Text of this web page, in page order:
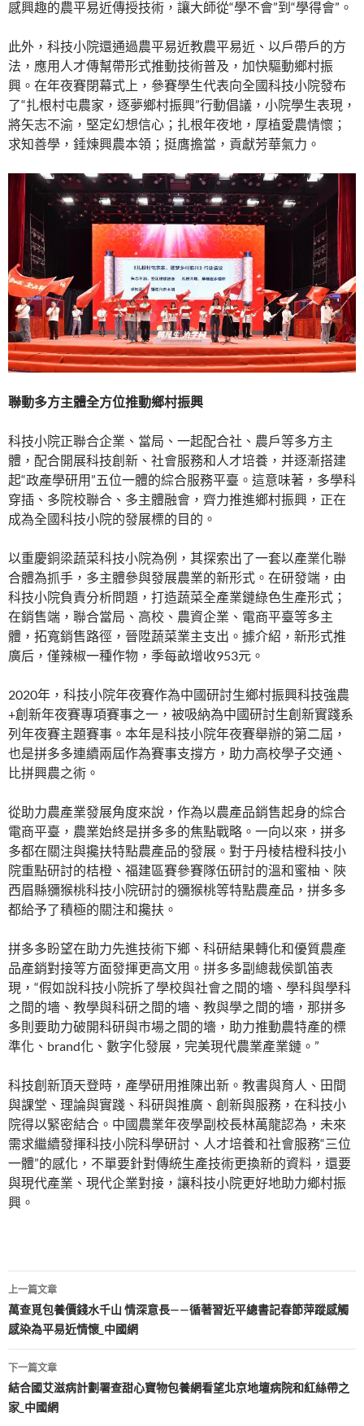
感興趣的農平易近傳授技術，讓大師從“學不會”到“學得會”。
此外，科技小院還通過農平易近教農平易近、以戶帶戶的方
法，應用人才傳幫帶形式推動技術普及，加快驅動鄉村振
興。在年夜賽閉幕式上，參賽學生代表向全國科技小院發布
了“扎根村屯農家，逐夢鄉村振興”行動倡議，小院學生表現，
將矢志不渝，堅定幻想信心；扎根年夜地，厚植愛農情懷；
求知善學，錘煉興農本領；挺膺擔當，貢獻芳華氣力。
聯動多方主體全方位推動鄉村振興
科技小院正聯合企業、當局、一起配合社、農戶等多方主
體，配合開展科技創新、社會服務和人才培養，并逐漸搭建
起“政產學研用”五位一體的綜合服務平臺。這意味著，多學科
穿插、多院校聯合、多主體融會，齊力推進鄉村振興，正在
成為全國科技小院的發展標的目的。
以重慶銅梁蔬菜科技小院為例，其探索出了一套以產業化聯
合體為抓手，多主體參與發展農業的新形式。在研發端，由
科技小院負責分析問題，打造蔬菜全產業鏈綠色生產形式；
在銷售端，聯合當局、高校、農資企業、電商平臺等多主
體，拓寬銷售路徑，晉陞蔬菜業主支出。據介紹，新形式推
廣后，僅辣椒一種作物，季每畝增收953元。
2020年，科技小院年夜賽作為中國研討生鄉村振興科技強農
+創新年夜賽專項賽事之一，被吸納為中國研討生創新實踐系
列年夜賽主題賽事。本年是科技小院年夜賽舉辦的第二屆，
也是拼多多連續兩屆作為賽事支撐方，助力高校學子交通、
比拼興農之術。
從助力農產業發展角度來說，作為以農產品銷售起身的綜合
電商平臺，農業始終是拼多多的焦點戰略。一向以來，拼多
多都在關注與攙扶特點農產品的發展。對于丹棱桔橙科技小
院重點研討的桔橙、福建區賽參賽隊伍研討的溫和蜜柚、陜
西眉縣獼猴桃科技小院研討的獼猴桃等特點農產品，拼多多
都給予了積極的關注和攙扶。
拼多多盼望在助力先進技術下鄉、科研結果轉化和優質農產
品產銷對接等方面發揮更高文用。拼多多副總裁侯凱笛表
現，“假如說科技小院拆了學校與社會之間的墻、學科與學科
之間的墻、教學與科研之間的墻、教與學之間的墻，那拼多
多則要助力破開科研與市場之間的墻，助力推動農特產的標
準化、brand化、數字化發展，完美現代農業產業鏈。”
科技創新頂天登時，產學研用推陳出新。教書與育人、田間
與課堂、理論與實踐、科研與推廣、創新與服務，在科技小
院得以緊密結合。中國農業年夜學副校長林萬龍認為，未來
需求繼續發揮科技小院科學研討、人才培養和社會服務“三位
一體”的感化，不單要針對傳統生產技術更換新的資料，還要
與現代產業、現代企業對接，讓科技小院更好地助力鄉村振
興。
文
章
導
覽
上一篇文章
萬查覓包養價錢水千山 情深意長——循著習近平總書記春節萍蹤感觸
感染為平易近情懷_中國網
下一篇文章
​結合國艾滋病計劃署查甜心寶物包養網看望北京地壇病院和紅絲帶之
家_中國網